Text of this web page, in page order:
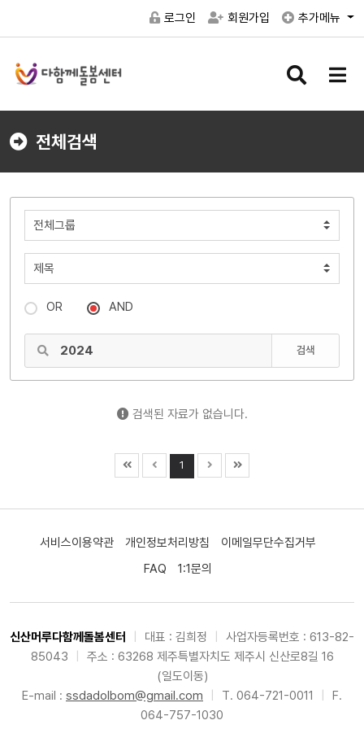
로그인 회원가입 추가메뉴
검
버
메
버
전체검색
OR AND
검색
검색된 자료가 없습니다.
1
서비스이용약관 개인정보처리방침
이메일무단수집거부
FAQ
1:1문의
신산머루다함께돌봄센터 대표 : 김희정
사업자등록번호 : 613-82-
85043
주소 : 63268 제주특별자치도 제주시 신산로8길 16
(일도이동)
E-mail : ssdadolbom@gmail.com T. 064-721-0011
F.
064-757-1030